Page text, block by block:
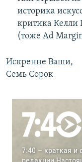
историка
критика Келли
(тоже Ad
Искренне Ваши,
Семь Сорок